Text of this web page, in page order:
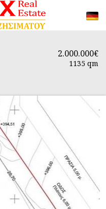
2.000.000€
1135 qm